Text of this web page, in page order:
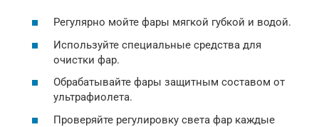
Регулярно мойте фары мягкой губкой и водой.
Используйте специальные средства для
очистки фар.
Обрабатывайте фары защитным составом от
ультрафиолета.
Проверяйте регулировку света фар каждые